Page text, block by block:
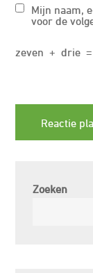
Mijn naam,
voor de
zeven + drie =
Zoeken